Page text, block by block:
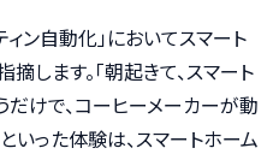
ン自動化」においてスマート
します。「朝起きて、スマート
だけで、コーヒーメーカーが動
いった体験は、スマートホーム